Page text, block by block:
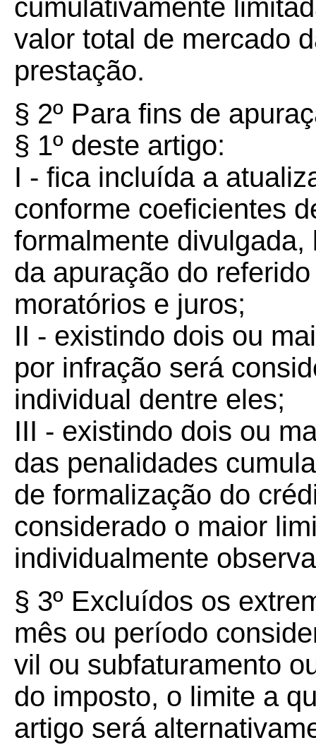
cumulativamente
valor total de mercado
prestação.
§ 2º Para fins de
§ 1º deste artigo:
I - fica incluída a
conforme coeficientes
formalmente
da apuração do
moratórios e juros;
II - existindo dois ou
por infração será
individual dentre eles;
III - existindo dois ou
das penalidades
de formalização do
considerado o maior
individualmente
§ 3º Excluídos os
mês ou período
vil ou subfaturamento
do imposto, o limite a
artigo será